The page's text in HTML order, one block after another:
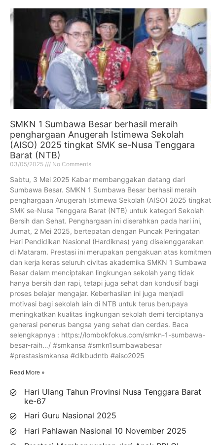
SMKN 1 Sumbawa Besar berhasil meraih
penghargaan Anugerah Istimewa Sekolah
(AISO) 2025 tingkat SMK se-Nusa Tenggara
Barat (NTB)
03/05/2025 No Comments
Sabtu, 3 Mei 2025 Kabar membanggakan datang dari
Sumbawa Besar. SMKN 1 Sumbawa Besar berhasil meraih
penghargaan Anugerah Istimewa Sekolah (AISO) 2025 tingkat
SMK se-Nusa Tenggara Barat (NTB) untuk kategori Sekolah
Bersih dan Sehat. Penghargaan ini diserahkan pada hari ini,
Jumat, 2 Mei 2025, bertepatan dengan Puncak Peringatan
Hari Pendidikan Nasional (Hardiknas) yang diselenggarakan
di Mataram. Prestasi ini merupakan pengakuan atas komitmen
dan kerja keras seluruh civitas akademika SMKN 1 Sumbawa
Besar dalam menciptakan lingkungan sekolah yang tidak
hanya bersih dan rapi, tetapi juga sehat dan kondusif bagi
proses belajar mengajar. Keberhasilan ini juga menjadi
motivasi bagi sekolah lain di NTB untuk terus berupaya
meningkatkan kualitas lingkungan sekolah demi terciptanya
generasi penerus bangsa yang sehat dan cerdas. Baca
selengkapnya : https://lombokfokus.com/smkn-1-sumbawa-
besar-raih…/ #smkansa #smkn1sumbawabesar
#prestasismkansa #dikbudntb #aiso2025
Read More »
Hari Ulang Tahun Provinsi Nusa Tenggara Barat
ke-67
Hari Guru Nasional 2025
Hari Pahlawan Nasional 10 November 2025